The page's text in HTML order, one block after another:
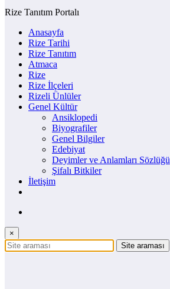
Rize Tanıtım Portalı
Anasayfa
Rize Tarihi
Rize Tanıtım
Atmaca
Rize
Rize İlçeleri
Rizeli Ünlüler
Genel Kültür
Ansiklopedi
Biyografiler
Genel Bilgiler
Edebiyat
Deyimler ve Anlamları Sözlüğü
Şifalı Bitkiler
İletişim
×